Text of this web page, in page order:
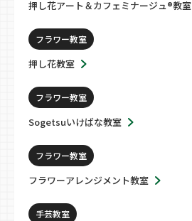
押し花アート＆カフェミナージュ®教室
フラワー教室
押し花教室
フラワー教室
Sogetsuいけばな教室
フラワー教室
フラワーアレンジメント教室
手芸教室